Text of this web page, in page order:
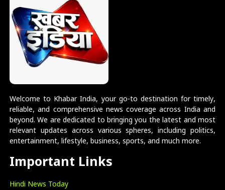
Welcome to Khabar India, your go-to destination for timely,
reliable, and comprehensive news coverage across India and
beyond. We are dedicated to bringing you the latest and most
relevant updates across various spheres, including politics,
entertainment, lifestyle, business, sports, and much more.
Important Links
Hindi News Today